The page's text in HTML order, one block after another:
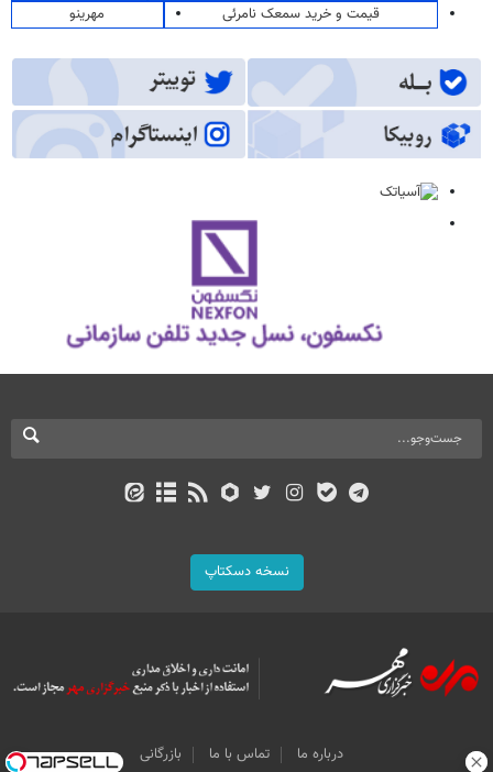
قیمت و خرید سمعک نامرئی
مهرینو
نسخه دسکتاپ
درباره ما تماس با ما بازرگانی